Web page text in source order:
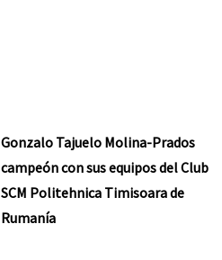
Gonzalo Tajuelo Molina-Prados
campeón con sus equipos del Club
SCM Politehnica Timisoara de
Rumanía